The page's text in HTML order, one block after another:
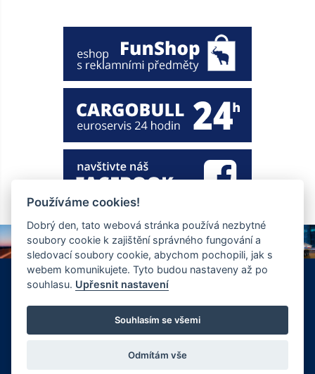
+420 326 901 186
info@ewt.cz
© Copyright 2026 Společnost EWT spol. s.r.o., realizace
FlexiSystems s.r.o.:e-learning,tvorba webových stránek.
Vyrobil FlexiSystems s.r.o.
Používáme cookies!
Dobrý den, tato webová stránka používá nezbytné
soubory cookie k zajištění správného fungování a
sledovací soubory cookie, abychom pochopili, jak s
webem komunikujete. Tyto budou nastaveny až po
souhlasu. Upřesnit nastavení
Souhlasím se všemi
Odmítám vše